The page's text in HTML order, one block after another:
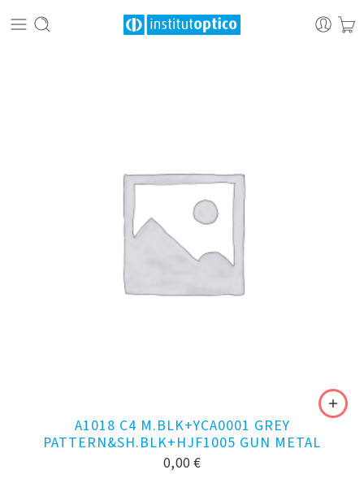
A1018 C4 M.BLK+YCA0001 GREY
PATTERN&SH.BLK+HJF1005 GUN METAL
0,00 €